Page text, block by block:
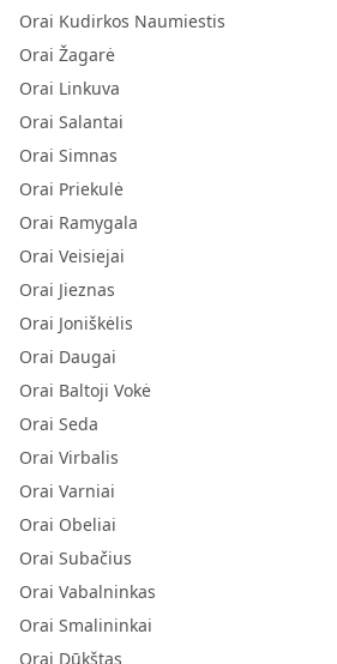
Orai Kudirkos Naumiestis
Orai Žagarė
Orai Linkuva
Orai Salantai
Orai Simnas
Orai Priekulė
Orai Ramygala
Orai Veisiejai
Orai Jieznas
Orai Joniškėlis
Orai Daugai
Orai Baltoji Vokė
Orai Seda
Orai Virbalis
Orai Varniai
Orai Obeliai
Orai Subačius
Orai Vabalninkas
Orai Smalininkai
Orai Dūkštas